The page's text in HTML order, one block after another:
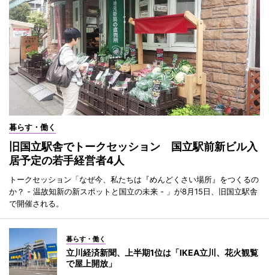
暮らす・働く
旧国立駅舎でトークセッション 国立駅前新ビル入
居予定の若手経営者4人
トークセッション「なぜ今、私たちは『めんどくさい場所』をつくるの
か？ - 温故知新の新スポットと国立の未来 - 」が8月15日、旧国立駅舎
で開催される。
暮らす・働く
立川経済新聞、上半期1位は「IKEA立川、花火観覧
で屋上開放」